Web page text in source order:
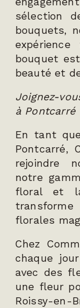
sélection
bouquets,
expérience
bouquet
beauté et
Joignez-
à Pontcarré
En tant
Pontcarré,
rejoindre
notre
floral et
florales
Chez
chaque
avec des
une fleur
Roissy-en-